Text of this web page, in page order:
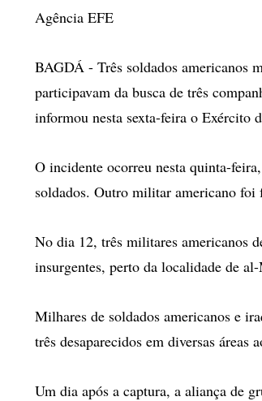
Agência EFE
BAGDÁ - Três soldados americanos
participavam da busca de três
informou nesta sexta-feira o Exército
O incidente ocorreu nesta quinta-
soldados. Outro militar americano foi
No dia 12, três militares americanos
insurgentes, perto da localidade de
Milhares de soldados americanos e
três desaparecidos em diversas áreas
Um dia após a captura, a aliança de